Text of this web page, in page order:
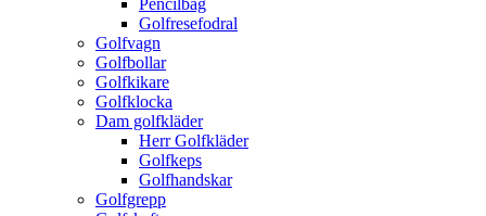
Pencilbag
Golfresefodral
Golfvagn
Golfbollar
Golfkikare
Golfklocka
Dam golfkläder
Herr Golfkläder
Golfkeps
Golfhandskar
Golfgrepp